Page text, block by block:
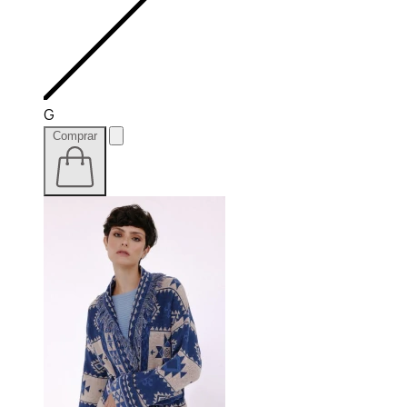
G
Comprar